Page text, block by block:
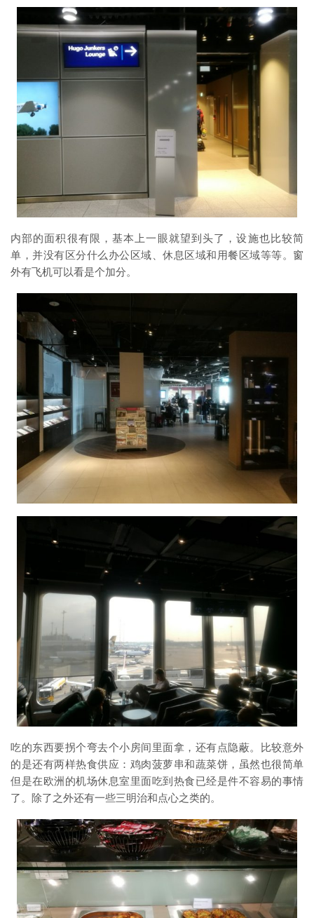
内部的面积很有限，基本上一眼就望到头了，设施也比较简
单，并没有区分什么办公区域、休息区域和用餐区域等等。窗
外有飞机可以看是个加分。
吃的东西要拐个弯去个小房间里面拿，还有点隐蔽。比较意外
的是还有两样热食供应：鸡肉菠萝串和蔬菜饼，虽然也很简单
但是在欧洲的机场休息室里面吃到热食已经是件不容易的事情
了。除了之外还有一些三明治和点心之类的。